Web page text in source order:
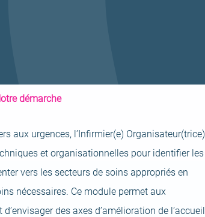
démarche
aux urgences, l’Infirmier(e) Organisateur(trice)
et organisationnelles pour identifier les
vers les secteurs de soins appropriés en
nécessaires. Ce module permet aux
des axes d’amélioration de l’accueil